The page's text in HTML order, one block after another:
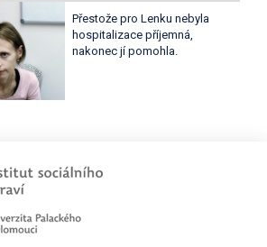
Přestože pro Lenku nebyla
hospitalizace příjemná,
nakonec jí pomohla.